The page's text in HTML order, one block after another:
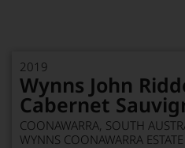
2019
Wynns John
Cabernet
COONAWARRA, SOUTH
WYNNS COONAWARRA ESTATE